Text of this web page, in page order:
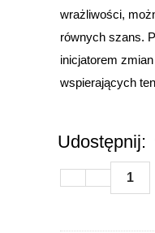
wrażliwości,
równych szans.
inicjatorem
wspierających
Udostępnij:
1